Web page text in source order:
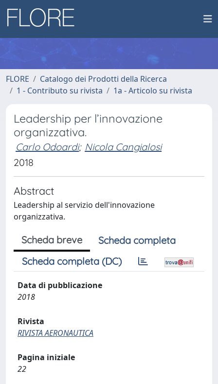
FLORE
Catalogo dei Prodotti della Ricerca
1 - Contributo su rivista
1a - Articolo su rivista
Leadership per l’innovazione
organizzativa.
Carlo Odoardi; Nicola Cangialosi
2018
Abstract
Leadership al servizio dell'innovazione
organizzativa.
Scheda breve
Scheda completa
Scheda completa (DC)
Data di pubblicazione
2018
Rivista
RIVISTA AERONAUTICA
Pagina iniziale
22